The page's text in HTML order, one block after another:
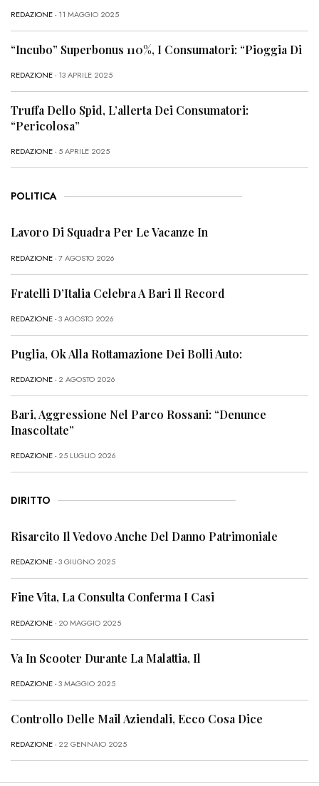
REDAZIONE- 11 MAGGIO 2025
“Incubo” Superbonus 110%, I Consumatori: “Pioggia Di
REDAZIONE- 13 APRILE 2025
Truffa Dello Spid, L’allerta Dei Consumatori:
“Pericolosa”
REDAZIONE- 5 APRILE 2025
POLITICA
Lavoro Di Squadra Per Le Vacanze In
REDAZIONE- 7 AGOSTO 2026
Fratelli D’Italia Celebra A Bari Il Record
REDAZIONE- 3 AGOSTO 2026
Puglia, Ok Alla Rottamazione Dei Bolli Auto:
REDAZIONE- 2 AGOSTO 2026
Bari, Aggressione Nel Parco Rossani: “Denunce
Inascoltate”
REDAZIONE- 25 LUGLIO 2026
DIRITTO
Risarcito Il Vedovo Anche Del Danno Patrimoniale
REDAZIONE- 3 GIUGNO 2025
Fine Vita, La Consulta Conferma I Casi
REDAZIONE- 20 MAGGIO 2025
Va In Scooter Durante La Malattia, Il
REDAZIONE- 3 MAGGIO 2025
Controllo Delle Mail Aziendali, Ecco Cosa Dice
REDAZIONE- 22 GENNAIO 2025